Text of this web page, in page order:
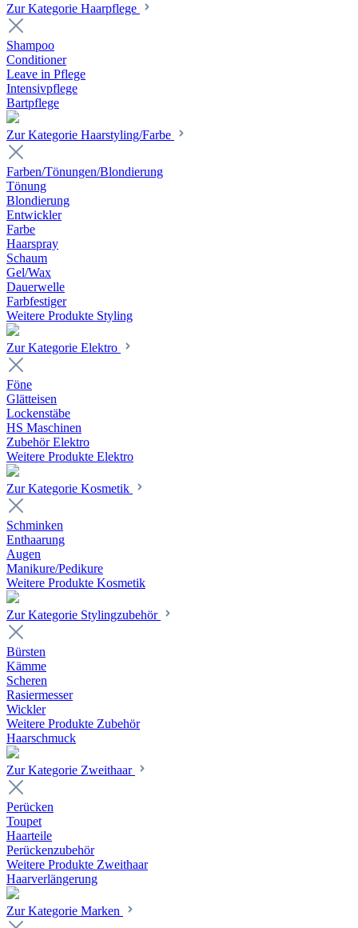
Zur Kategorie Haarpflege
Shampoo
Conditioner
Leave in Pflege
Intensivpflege
Bartpflege
Zur Kategorie Haarstyling/Farbe
Farben/Tönungen/Blondierung
Tönung
Blondierung
Entwickler
Farbe
Haarspray
Schaum
Gel/Wax
Dauerwelle
Farbfestiger
Weitere Produkte Styling
Zur Kategorie Elektro
Föne
Glätteisen
Lockenstäbe
HS Maschinen
Zubehör Elektro
Weitere Produkte Elektro
Zur Kategorie Kosmetik
Schminken
Enthaarung
Augen
Manikure/Pedikure
Weitere Produkte Kosmetik
Zur Kategorie Stylingzubehör
Bürsten
Kämme
Scheren
Rasiermesser
Wickler
Weitere Produkte Zubehör
Haarschmuck
Zur Kategorie Zweithaar
Perücken
Toupet
Haarteile
Perückenzubehör
Weitere Produkte Zweithaar
Haarverlängerung
Zur Kategorie Marken